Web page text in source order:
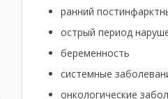
ранний
острый период
беременность
системные
онкологические